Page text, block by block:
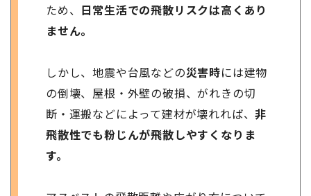
ため、 日常生活での飛散リスクは高くあり
ません。
しかし、地震や台風などの災害時には建物
の倒壊、屋根・外壁の破損、がれきの切
断・運搬などによって建材が壊れれば、非
飛散性でも粉じんが飛散しやすくなりま
す。